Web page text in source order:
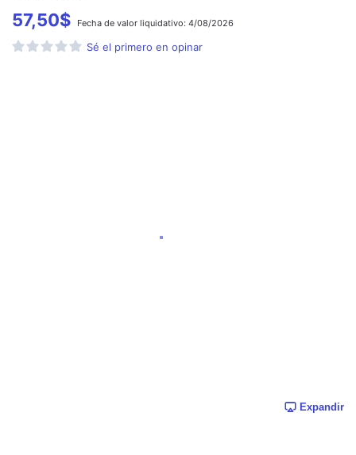
57,50$ Fecha de valor liquidativo: 4/08/2026
Sé el primero en opinar
Expandir